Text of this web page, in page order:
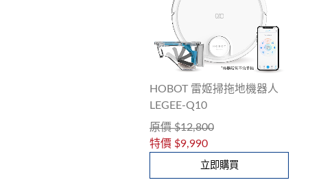
HOBOT 雷姬掃拖地機器人
LEGEE-Q10
原價 $12,800
特價 $9,990
立即購買